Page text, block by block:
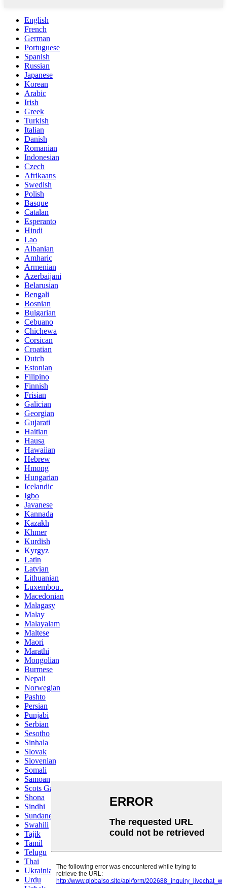
English
French
German
Portuguese
Spanish
Russian
Japanese
Korean
Arabic
Irish
Greek
Turkish
Italian
Danish
Romanian
Indonesian
Czech
Afrikaans
Swedish
Polish
Basque
Catalan
Esperanto
Hindi
Lao
Albanian
Amharic
Armenian
Azerbaijani
Belarusian
Bengali
Bosnian
Bulgarian
Cebuano
Chichewa
Corsican
Croatian
Dutch
Estonian
Filipino
Finnish
Frisian
Galician
Georgian
Gujarati
Haitian
Hausa
Hawaiian
Hebrew
Hmong
Hungarian
Icelandic
Igbo
Javanese
Kannada
Kazakh
Khmer
Kurdish
Kyrgyz
Latin
Latvian
Lithuanian
Luxembou..
Macedonian
Malagasy
Malay
Malayalam
Maltese
Maori
Marathi
Mongolian
Burmese
Nepali
Norwegian
Pashto
Persian
Punjabi
Serbian
Sesotho
Sinhala
Slovak
Slovenian
Somali
Samoan
Scots Gaelic
Shona
Sindhi
Sundanese
Swahili
Tajik
Tamil
Telugu
Thai
Ukrainian
Urdu